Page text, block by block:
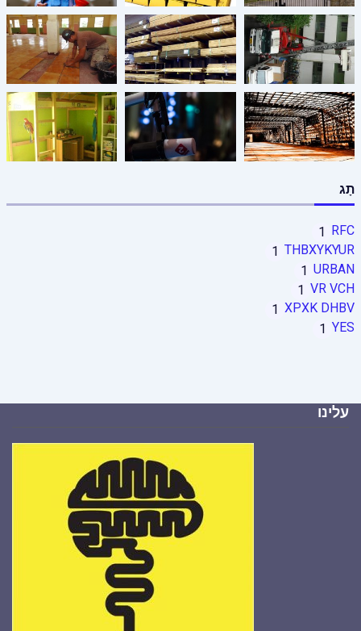
תָג
RFC
1
THBXYKYUR
1
URBAN
1
VR VCH
1
XPXK DHBV
1
YES
1
עלינו